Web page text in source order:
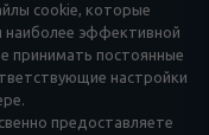
cookie, которые
наиболее эффективной
принимать постоянные
настройки
предоставляете